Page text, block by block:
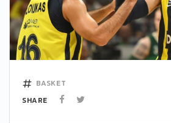
BASKET
SHARE